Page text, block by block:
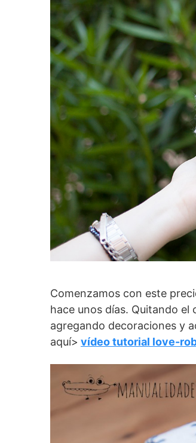
Comenzamos con este
hace unos días. Quitando
agregando decoraciones y
aquí> vídeo tutorial love-